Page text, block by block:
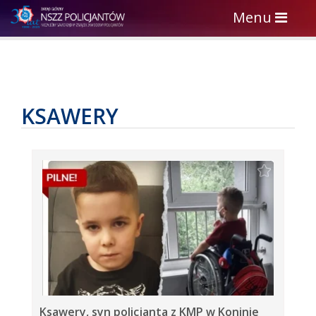
Toggle
navigation
Menu
KSAWERY
Ksawery, syn policjanta z KMP w Koninie